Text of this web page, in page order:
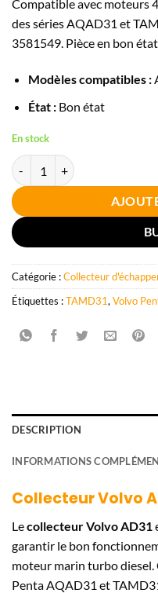
Compatible avec moteurs
des séries AQAD31 et
3581549. Pièce en bon
Modèles compatibles :
État :Bon état
En stock
quantité de Collecteur Volvo
Catégorie :Collecteur
Étiquettes :TAMD31, Volvo
DESCRIPTION
INFORMATIONS
Collecteur Volvo
Lecollecteur Volvo AD31
garantir le bon
moteur marin turbo
Penta AQAD31 et